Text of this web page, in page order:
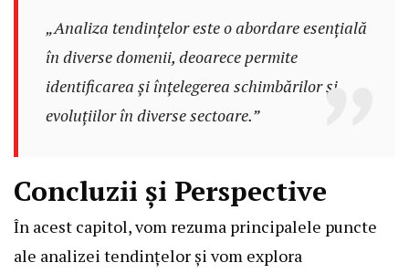
„Analiza tendințelor este o abordare esențială
în diverse domenii, deoarece permite
identificarea și înțelegerea schimbărilor și
evoluțiilor în diverse sectoare.”
Concluzii și Perspective
În acest capitol, vom rezuma principalele puncte
ale analizei tendințelor și vom explora